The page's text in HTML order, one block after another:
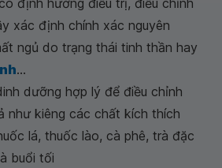
xác định chính xác nguyên
ngủ do trạng thái tinh thần hay
...
dưỡng hợp lý để điều chỉnh
như kiêng các chất kích thích
lá, thuốc lào, cà phê, trà đặc
buổi tối